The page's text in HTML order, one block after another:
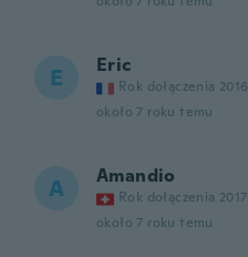
E Eric
Rok dołączenia 2016
około 7 roku temu
A Amandio
Rok dołączenia 2017
około 7 roku temu